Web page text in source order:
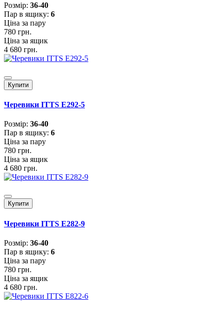
Розмiр: 36-40
Пар в ящику: 6
Ціна за пару
780 грн.
Ціна за ящик
4 680 грн.
Купити
Черевики ITTS E292-5
Розмiр: 36-40
Пар в ящику: 6
Ціна за пару
780 грн.
Ціна за ящик
4 680 грн.
Купити
Черевики ITTS E282-9
Розмiр: 36-40
Пар в ящику: 6
Ціна за пару
780 грн.
Ціна за ящик
4 680 грн.